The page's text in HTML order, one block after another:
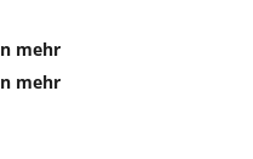
mehr
mehr